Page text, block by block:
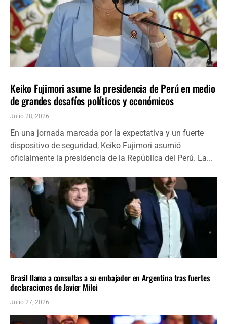
Keiko Fujimori asume la presidencia de Perú en medio
de grandes desafíos políticos y económicos
Julio 28, 2026
En una jornada marcada por la expectativa y un fuerte
dispositivo de seguridad, Keiko Fujimori asumió
oficialmente la presidencia de la República del Perú. La...
Brasil llama a consultas a su embajador en Argentina tras fuertes
declaraciones de Javier Milei
Julio 27, 2026